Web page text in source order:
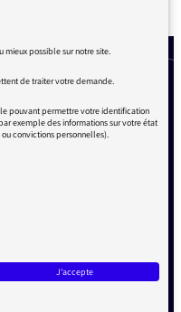
possible sur notre site.
de traiter votre demande.
pouvant permettre votre identification
exemple des informations sur votre état
convictions personnelles).
J'accepte